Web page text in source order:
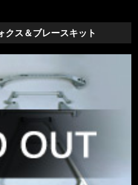
クス＆ブレースキット